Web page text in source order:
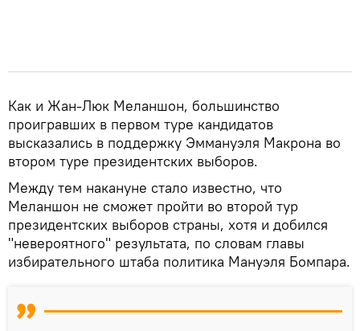
Как и Жан-Люк Меланшон, большинство
проигравших в первом туре кандидатов
высказались в поддержку Эммануэля Макрона во
втором туре президентских выборов.
Между тем накануне стало известно, что
Меланшон не сможет пройти во второй тур
президентских выборов страны, хотя и добился
"невероятного" результата, по словам главы
избирательного штаба политика Мануэля Бомпара.